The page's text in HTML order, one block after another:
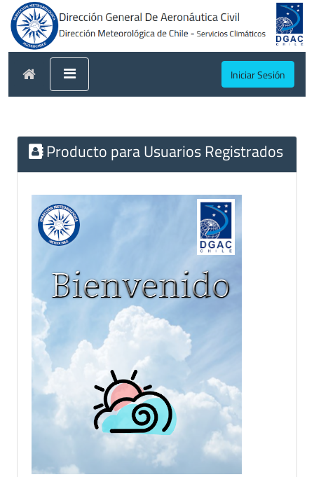
Iniciar Sesión
Producto para Usuarios Registrados